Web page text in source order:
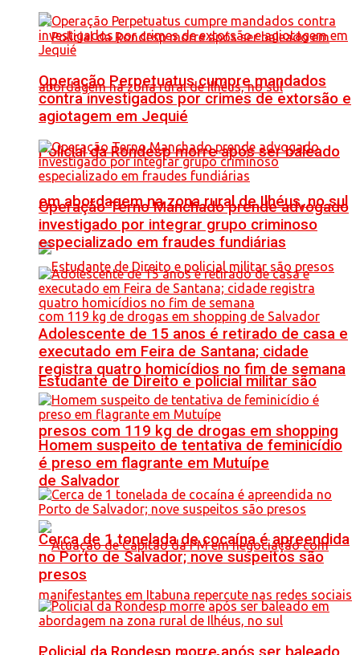
Policial da Rondesp morre após ser baleado
em abordagem na zona rural de Ilhéus, no sul
Estudante de Direito e policial militar são
presos com 119 kg de drogas em shopping
de Salvador
Operação Perpetuatus cumpre mandados
contra investigados por crimes de extorsão e
agiotagem em Jequié
Operação Terno Manchado prende advogado
investigado por integrar grupo criminoso
especializado em fraudes fundiárias
Adolescente de 15 anos é retirado de casa e
executado em Feira de Santana; cidade
registra quatro homicídios no fim de semana
Homem suspeito de tentativa de feminicídio
é preso em flagrante em Mutuípe
Cerca de 1 tonelada de cocaína é apreendida
no Porto de Salvador; nove suspeitos são
presos